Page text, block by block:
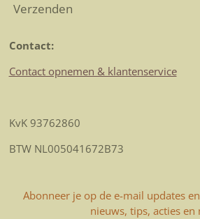
Verzenden
Contact:
Contact opnemen & klantenservice
KvK 93762860
BTW NL005041672B73
Abonneer je op de e-mail updates
nieuws, tips, acties en